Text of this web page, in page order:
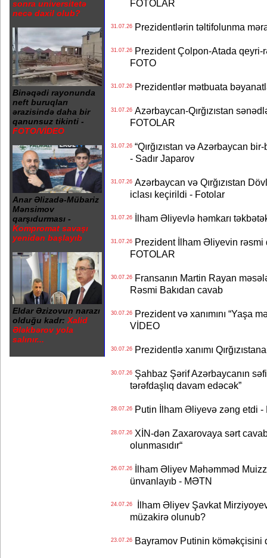
sonra universitetə
necə daxil olub?
Binəqədi rayonunda
neft buruqları
ərazisində daha bir
qanunsuz tikinti -
FOTO/VİDEO
Anar Əlizadə-Mübariz
Mənsimov
qarşıdurması -
Kompromat savaşı
yenidən başlayıb
Eldar Əzizovun narazı
olduğu kadr: Xalid
Ələkbərov yola
salınır...
FOTOLAR
31.07.26Prezidentlərin təltifolunma
31.07.26Prezident Çolpon-Atada qeyri-
FOTO
31.07.26Prezidentlər mətbuata
31.07.26Azərbaycan-Qırğızıstan
FOTOLAR
31.07.26“Qırğızıstan və Azərbaycan
- Sadır Japarov
31.07.26Azərbaycan və Qırğızıstan
iclası keçirildi - Fotolar
31.07.26İlham Əliyevlə həmkarı
31.07.26Prezident İlham Əliyevin rəsmi
FOTOLAR
30.07.26Fransanın Martin Rayan
Rəsmi Bakıdan cavab
30.07.26Prezident və xanımını “Yaşa
VİDEO
30.07.26Prezidentlə xanımı
30.07.26Şahbaz Şərif Azərbaycanın
tərəfdaşlıq davam edəcək”
28.07.26Putin İlham Əliyevə zəng etdi -
28.07.26XİN-dən Zaxarovaya sərt
olunmasıdır“
26.07.26İlham Əliyev Məhəmməd
ünvanlayıb - MƏTN
24.07.26İlham Əliyev Şavkat
müzakirə olunub?
23.07.26Bayramov Putinin köməkçisini